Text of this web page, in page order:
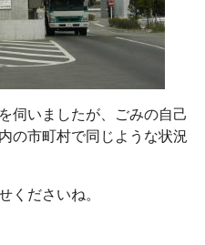
伺いましたが、ごみの自己
の市町村で同じような状況
くださいね。